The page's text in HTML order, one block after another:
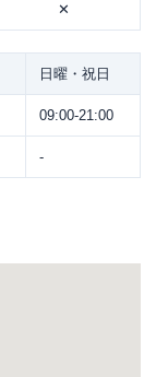
✕
日曜・祝日
09:00-21:00
-